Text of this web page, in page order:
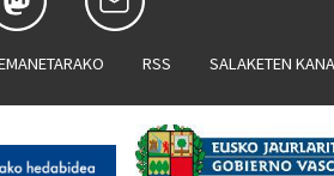
RSS SALAKETEN